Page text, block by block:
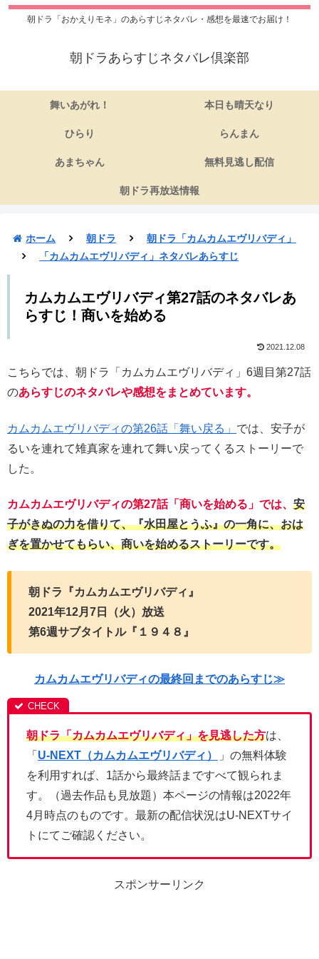
朝ドラ「おかえりモネ」のあらすじネタバレ・感想を最速でお届け！
朝ドラあらすじネタバレ倶楽部
舞いあがれ！ 本日も晴天なり
ひらり らんまん
あまちゃん 無料見逃し配信
朝ドラ再放送情報
ホーム 朝ドラ
朝ドラ「カムカムエヴリバディ」
「カムカムエヴリバディ」ネタバレあらすじ
カムカムエヴリバディ第27話のネタバレあ
らすじ！商いを始める
2021.12.08
こちらでは、朝ドラ「カムカムエヴリバディ」6週目第27話
のあらすじのネタバレや感想をまとめています。
カムカムエヴリバディの第26話「舞い戻る」 では、安子が
るいを連れて雉真家を連れて舞い戻ってくるストーリーで
した。
カムカムエヴリバディの第27話「商いを始める」では、 安
子がきぬの力を借りて、『水田屋とうふ』の一角に、おは
ぎを置かせてもらい、商いを始めるストーリーです。
朝ドラ『カムカムエヴリバディ』
2021年12月7日（火）放送
第6週サブタイトル『１９４８』
カムカムエヴリバディの最終回までのあらすじ≫
朝ドラ「カムカムエヴリバディ」を見逃した方は、
「 U-NEXT（カムカムエヴリバディ）
」の無料体験
を利用すれば、1話から最終話まですべて観られま
す。（過去作品も見放題）本ページの情報は2022年
4月時点のものです。最新の配信状況はU-NEXTサイ
トにてご確認ください。
スポンサーリンク